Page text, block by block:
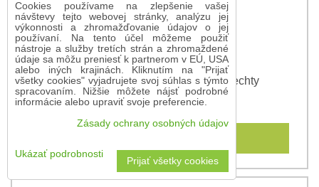
Tweexy - modrý držiak na lak na nechty
12,10 €
Cookies používame na zlepšenie vašej
návštevy tejto webovej stránky, analýzu jej
výkonnosti a zhromažďovanie údajov o jej
používaní. Na tento účel môžeme použiť
nástroje a služby tretích strán a zhromaždené
údaje sa môžu preniesť k partnerom v EÚ, USA
alebo iných krajinách. Kliknutím na "Prijať
všetky cookies" vyjadrujete svoj súhlas s týmto
spracovaním. Nižšie môžete nájsť podrobné
informácie alebo upraviť svoje preferencie.
Zásady ochrany osobných údajov
Ukázať podrobnosti
Prijať všetky cookies